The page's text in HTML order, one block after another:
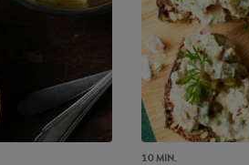
10 MIN.